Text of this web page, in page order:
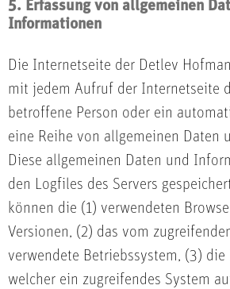
5. Erfassung von allgemeinen
Informationen
Die Internetseite der Detlev
mit jedem Aufruf der Internetseite
betroffene Person oder ein
eine Reihe von allgemeinen Daten
Diese allgemeinen Daten und
den Logfiles des Servers
können die (1) verwendeten
Versionen, (2) das vom
verwendete Betriebssystem, (3)
welcher ein zugreifendes System